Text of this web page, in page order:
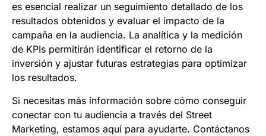
es esencial realizar un seguimiento detallado de los
resultados obtenidos y evaluar el impacto de la
campaña en la audiencia. La analítica y la medición
de KPIs permitirán identificar el retorno de la
inversión y ajustar futuras estrategias para optimizar
los resultados.
Si necesitas más información sobre cómo conseguir
conectar con tu audiencia a través del Street
Marketing, estamos aquí para ayudarte. Contáctanos